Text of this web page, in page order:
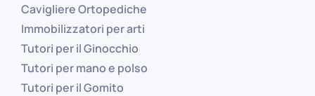
Cavigliere Ortopediche
Immobilizzatori per arti
Tutori per il Ginocchio
Tutori per mano e polso
Tutori per il Gomito